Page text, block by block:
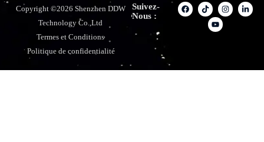
Copyright ©2026 Shenzhen DDW
Technology Co.,Ltd
Termes et Conditions
Politique de confidentialité
Suivez-
Nous :